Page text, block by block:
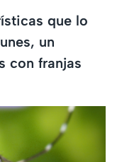
que lo
un
con franjas